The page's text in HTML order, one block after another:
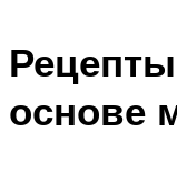
основе